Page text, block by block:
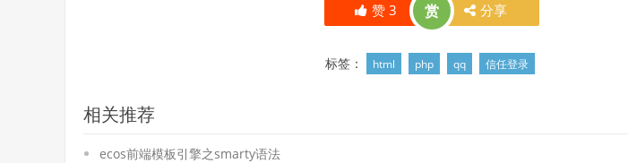
赞 3 赏 分享
标签： html php qq 信任登录
相关推荐
ecos前端模板引擎之smarty语法